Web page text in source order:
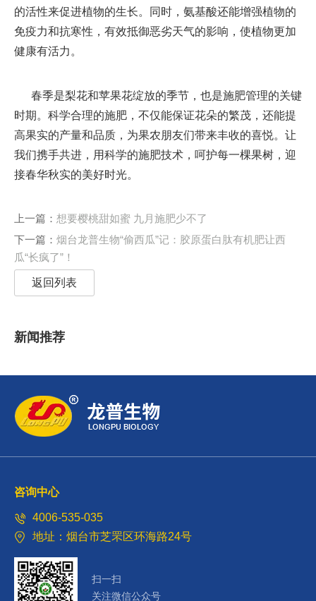
的活性来促进植物的生长。同时，氨基酸还能增强植物的
免疫力和抗寒性，有效抵御恶劣天气的影响，使植物更加
健康有活力。
春季是梨花和苹果花绽放的季节，也是施肥管理的关键
时期。科学合理的施肥，不仅能保证花朵的繁茂，还能提
高果实的产量和品质，为果农朋友们带来丰收的喜悦。让
我们携手共进，用科学的施肥技术，呵护每一棵果树，迎
接春华秋实的美好时光。
上一篇： 想要樱桃甜如蜜 九月施肥少不了
下一篇： 烟台龙普生物“偷西瓜”记：胶原蛋白肽有机肥让西
瓜“长疯了”！
返回列表
新闻推荐
咨询中心
4006-535-035
地址：烟台市芝罘区环海路24号
扫一扫
关注微信公众号